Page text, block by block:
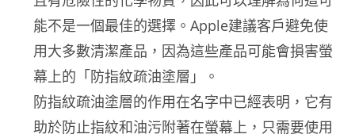
能不是一個最佳的選擇。Apple建議客戶避免使
用大多數清潔產品，因為這些產品可能會損害螢
幕上的「防指紋疏油塗層」。
防指紋疏油塗層的作用在名字中已經表明，它有
助於防止指紋和油污附著在螢幕上，只需要使用